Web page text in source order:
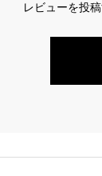
レビューを投